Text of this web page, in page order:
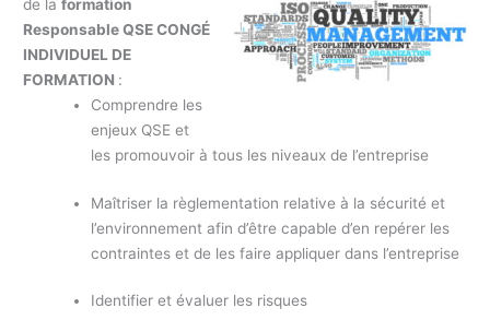
de laformation
Responsable QSE CONGÉ
INDIVIDUEL DE
FORMATION :
Comprendre les
enjeux QSE et
les promouvoir à tous les niveaux de l’entreprise
Maîtriser la règlementation relative à la sécurité et
l’environnement afin d’être capable d’en repérer les
contraintes et de les faire appliquer dans l’entreprise
Identifier et évaluer les risques